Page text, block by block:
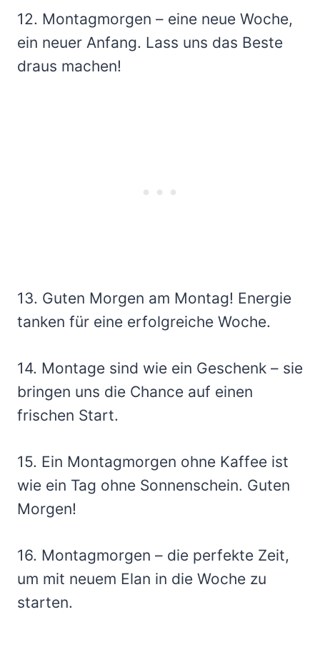
12. Montagmorgen – eine neue Woche,
ein neuer Anfang. Lass uns das Beste
draus machen!
13. Guten Morgen am Montag! Energie
tanken für eine erfolgreiche Woche.
14. Montage sind wie ein Geschenk – sie
bringen uns die Chance auf einen
frischen Start.
15. Ein Montagmorgen ohne Kaffee ist
wie ein Tag ohne Sonnenschein. Guten
Morgen!
16. Montagmorgen – die perfekte Zeit,
um mit neuem Elan in die Woche zu
starten.